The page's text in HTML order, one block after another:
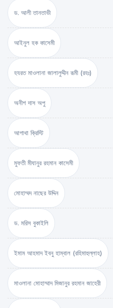
ড. আলী তানতাভী
আইনুল হক কাসেমী
হযরত মাওলানা জালালুদ্দীন রূমী (রহঃ)
অনীশ দাস অপু
আগাথা ক্রিস্টি
মুফতী মীযানুর রহমান কাসেমী
মোহাম্মদ নাছের উদ্দিন
ড. মরিস বুকাইলি
ইমাম আহমাদ ইবনু হাম্বাল (রহিমাহুল্লাহ)
মাওলানা মোহাম্মাদ মিজানুর রহমান জাহেরী